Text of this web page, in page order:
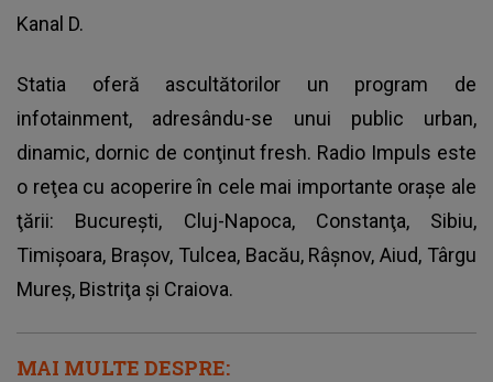
Kanal D.
Statia oferă ascultătorilor un program de
infotainment, adresându-se unui public urban,
dinamic, dornic de conţinut fresh. Radio Impuls este
o reţea cu acoperire în cele mai importante oraşe ale
ţării: Bucureşti, Cluj-Napoca, Constanţa, Sibiu,
Timişoara, Braşov, Tulcea, Bacău, Râşnov, Aiud, Târgu
Mureș, Bistriţa şi Craiova.
MAI MULTE DESPRE: